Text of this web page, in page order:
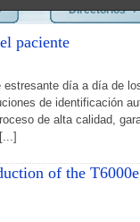
Directorios ›
paciente
día a día de
de identificación
de alta calidad,
of the